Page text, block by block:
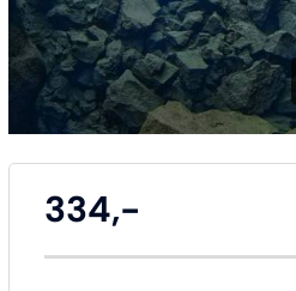
334,-